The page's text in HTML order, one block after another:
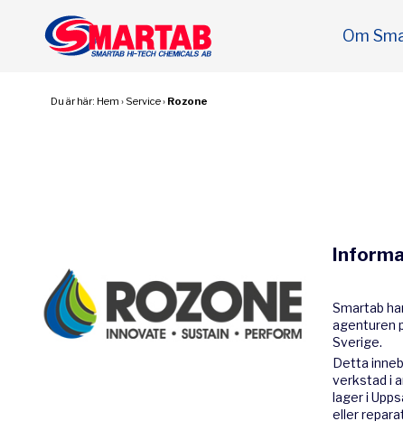
Om
Du är här: Hem › Service› Rozone
Smartab
agenturen
Sverige.
Detta
verkstad i
lager i
eller